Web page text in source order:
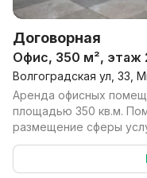
Договорная
Офис, 350 м², этаж
Волгоградская ул, 33,
Аренда офисных
площадью 350 кв.м.
размещение сферы
Выгодное расп...